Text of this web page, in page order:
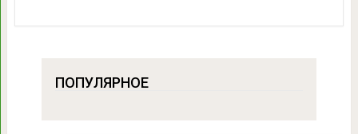
ПОПУЛЯРНОЕ